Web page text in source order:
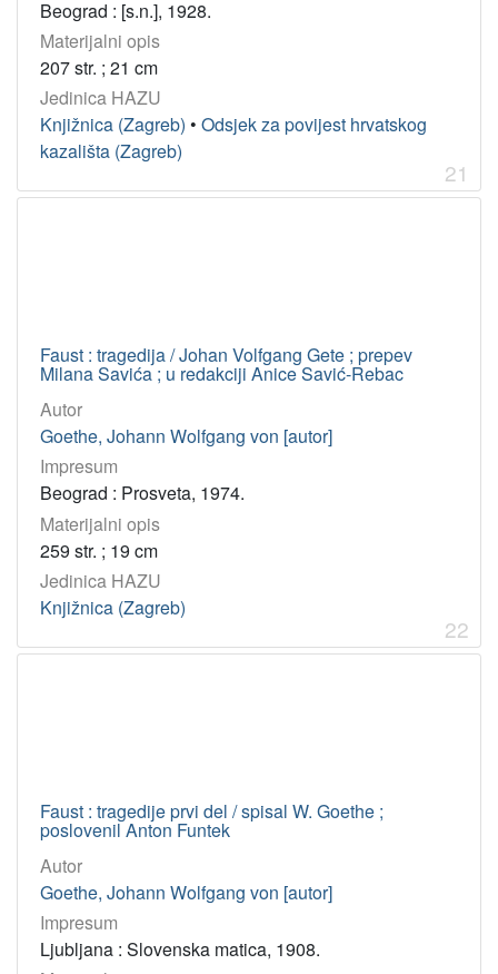
Beograd : [s.n.], 1928.
Materijalni opis
207 str. ; 21 cm
Jedinica HAZU
Knjižnica (Zagreb) • Odsjek za povijest hrvatskog
kazališta (Zagreb)
21
Faust : tragedija / Johan Volfgang Gete ; prepev
Milana Savića ; u redakciji Anice Savić-Rebac
Autor
Goethe, Johann Wolfgang von [autor]
Impresum
Beograd : Prosveta, 1974.
Materijalni opis
259 str. ; 19 cm
Jedinica HAZU
Knjižnica (Zagreb)
22
Faust : tragedije prvi del / spisal W. Goethe ;
poslovenil Anton Funtek
Autor
Goethe, Johann Wolfgang von [autor]
Impresum
Ljubljana : Slovenska matica, 1908.